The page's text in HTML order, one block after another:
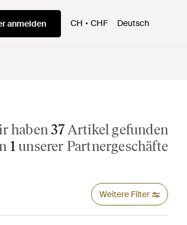
anmelden CH CHF Deutsch
haben37Artikel gefunden
1unserer Partnergeschäfte
Weitere Filter